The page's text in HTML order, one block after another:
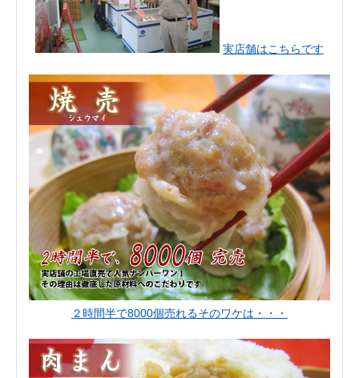
実店舗はこちらです
２時間半で8000個売れるそのワケは・・・